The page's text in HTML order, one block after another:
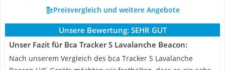
Preisvergleich und weitere Angebote
Unsere Bewertung: SEHR GUT
Unser Fazit für Bca Tracker S Lavalanche Beacon:
Nach unserem Vergleich des bca Tracker S Lavalanche